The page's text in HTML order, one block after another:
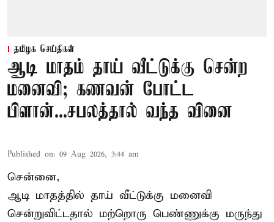
தமிழக செய்திகள்
ஆடி மாதம் தாய் வீட்டுக்கு சென்ற
மனைவி; கணவன் போட்ட
பிளான்...சபலத்தால் வந்த வினை
Published on: 09 Aug 2026, 3:44 am
சென்னை,
ஆடி மாதத்தில் தாய் வீட்டுக்கு மனைவி
சென்றுவிட்டதால் மற்றொரு பெண்ணுக்கு மருந்து